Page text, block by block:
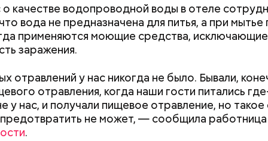
качестве водопроводной воды в отеле
вода не предназначена для питья, а при мытье
применяются моющие средства, исключающие
заражения.
отравлений у нас никогда не было. Бывали,
отравления, когда наши гости питались
у нас, и получали пищевое отравление, но такое
не может, — сообщила
.
воды здесь круглый год составляет 36
трудной
претендовать и
документы